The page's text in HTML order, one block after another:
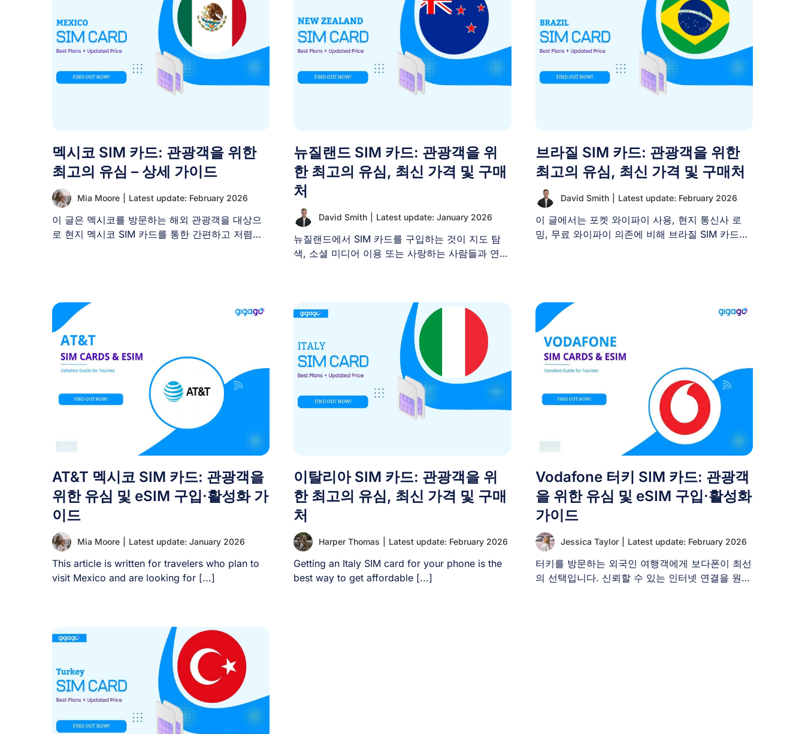
멕시코 SIM 카드: 관광객을 위한
최고의 유심 – 상세 가이드
Mia Moore Latest update: February 2026
이 글은 멕시코를 방문하는 해외 관광객을 대상으
로 현지 멕시코 SIM 카드를 통한 간편하고 저렴한
뉴질랜드 SIM 카드: 관광객을 위
한 최고의 유심, 최신 가격 및 구매
처
David Smith Latest update: January 2026
뉴질랜드에서 SIM 카드를 구입하는 것이 지도 탐
색, 소셜 미디어 이용 또는 사랑하는 사람들과 연락
브라질 SIM 카드: 관광객을 위한
최고의 유심, 최신 가격 및 구매처
David Smith Latest update: February 2026
이 글에서는 포켓 와이파이 사용, 현지 통신사 로
밍, 무료 와이파이 의존에 비해 브라질 SIM 카드를
AT&T 멕시코 SIM 카드: 관광객을
위한 유심 및 eSIM 구입·활성화 가
이드
Mia Moore Latest update: January 2026
This article is written for travelers who plan to
visit Mexico and are looking for [...]
이탈리아 SIM 카드: 관광객을 위
한 최고의 유심, 최신 가격 및 구매
처
Harper Thomas Latest update: February 2026
Getting an Italy SIM card for your phone is the
best way to get affordable [...]
Vodafone 터키 SIM 카드: 관광객
을 위한 유심 및 eSIM 구입·활성화
가이드
Jessica Taylor Latest update: February 2026
터키를 방문하는 외국인 여행객에게 보다폰이 최선
의 선택입니다. 신뢰할 수 있는 인터넷 연결을 원하